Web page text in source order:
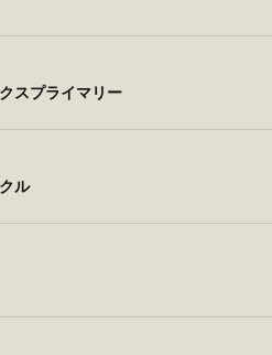
スプライマリー
ル